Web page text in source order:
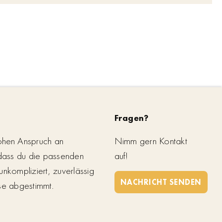
Anspruch an
du die passenden
zuverlässig
abgestimmt.
Fragen?
Nimm gern Kontakt
auf!
NACHRICHT SENDEN